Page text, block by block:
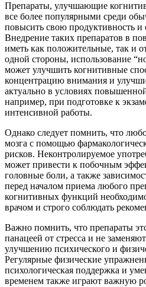
Препараты, улучшающие
все более популярными среди
повысить свою продуктивность и
Внедрение таких препаратов в
иметь как положительные, так и
одной стороны, использование
может улучшить когнитивные
концентрацию внимания и
актуально в условиях
например, при подготовке к
интенсивной работы.
Однако следует помнить, что
мозга с помощью
рисков. Неконтролируемое
может привести к побочным
головные боли, а также
перед началом приема любого
когнитивных функций
врачом и строго соблюдать
Важно помнить, что препараты
панацеей от стресса и не
улучшению психического и
Регулярные физические
психологическая поддержка и
временем также играют важную